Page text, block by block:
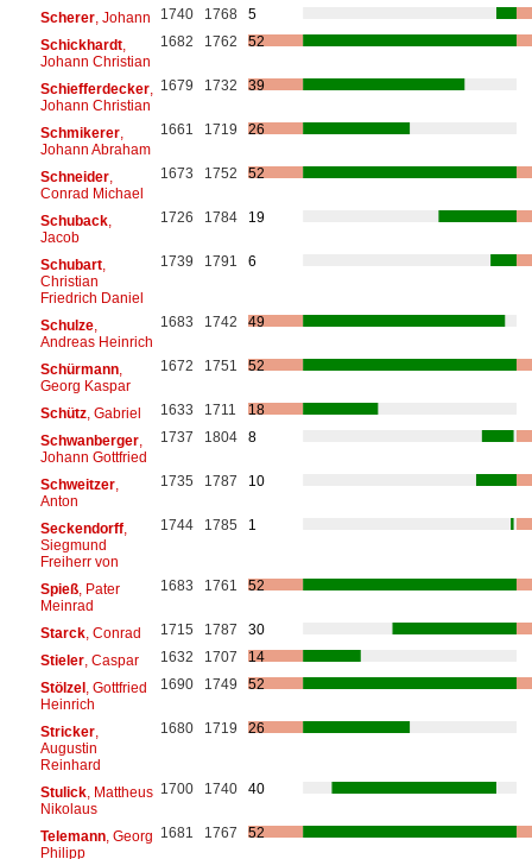
Scherer, Johann 1740 1768
5
Schickhardt,
Johann Christian
1682 1762 52
Schiefferdecker,
Johann Christian
1679 1732 39
Schmikerer,
Johann Abraham
1661 1719 26
Schneider,
Conrad Michael
1673 1752 52
Schuback,
Jacob
1726 1784 19
Schubart,
Christian
Friedrich Daniel
1739 1791 6
Schulze,
Andreas Heinrich
1683 1742 49
Schürmann,
Georg Kaspar
1672 1751 52
Schütz, Gabriel 1633 1711
18
Schwanberger,
Johann Gottfried
1737 1804 8
Schweitzer,
Anton
1735 1787 10
Seckendorff,
Siegmund
Freiherr von
1744 1785 1
Spieß, Pater
Meinrad
1683 1761 52
Starck, Conrad 1715 1787
30
Stieler, Caspar 1632 1707
14
Stölzel, Gottfried
Heinrich
1690 1749 52
Stricker,
Augustin
Reinhard
1680 1719 26
Stulick, Mattheus
Nikolaus
1700 1740 40
Telemann, Georg
Philipp
1681 1767 52